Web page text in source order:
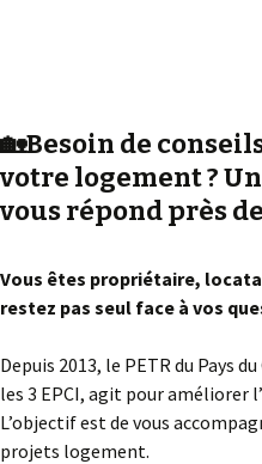
🏡Besoin de
votre logement ?
vous répond près
Vous êtes propriétaire,
restez pas seul face à vos
Depuis 2013, le PETR du Pays
les 3 EPCI, agit pour améliorer
L’objectif est de vous
projets logement.